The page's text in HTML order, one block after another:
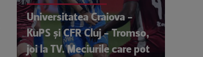
Universitatea Craiova -
KuPS și CFR Cluj - Tromso,
joi la TV. Meciurile care pot